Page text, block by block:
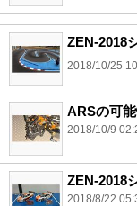
ZEN-2018
2018/10/25
ARSの可能
2018/10/9
ZEN-2018
2018/8/22